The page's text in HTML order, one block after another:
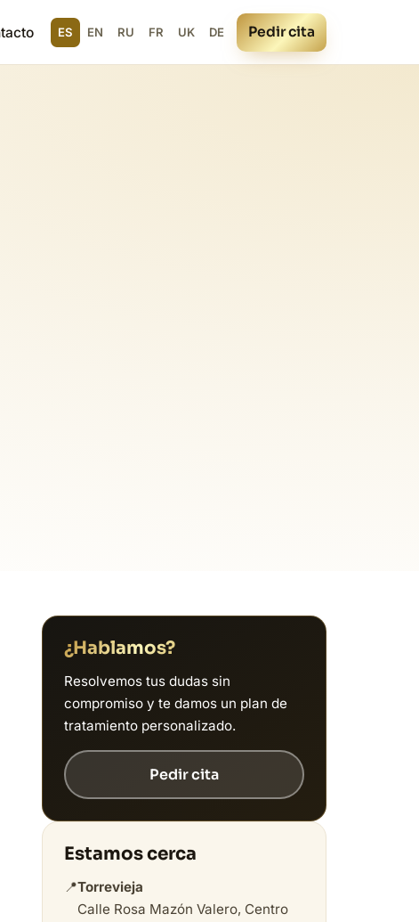
ES EN RU FR UK DE Pedir cita
¿Hablamos?
Resolvemos tus dudas sin
compromiso y te damos un plan de
tratamiento personalizado.
Pedir cita
Estamos cerca
📍Torrevieja
Calle Rosa Mazón Valero, Centro